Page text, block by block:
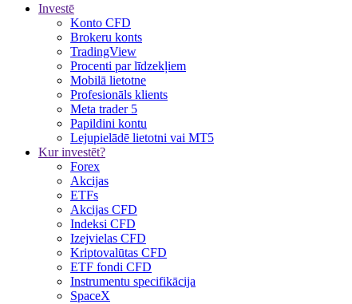
Investē
Konto CFD
Brokeru konts
TradingView
Procenti par līdzekļiem
Mobilā lietotne
Profesionāls klients
Meta trader 5
Papildini kontu
Lejupielādē lietotni vai MT5
Kur investēt?
Forex
Akcijas
ETFs
Akcijas CFD
Indeksi CFD
Izejvielas CFD
Kriptovalūtas CFD
ETF fondi CFD
Instrumentu specifikācija
SpaceX